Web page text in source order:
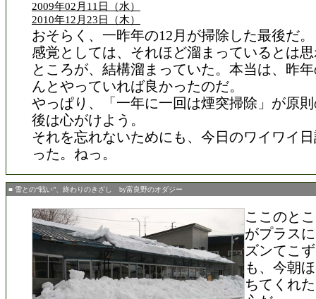
2009年02月11日（水）
2010年12月23日（木）
おそらく、一昨年の12月が掃除した最後だ。
感覚としては、それほど溜まっているとは
ところが、結構溜まっていた。本当は、昨
んとやっていれば良かったのだ。
やっぱり、「一年に一回は煙突掃除」が原
後は心がけよう。
それを忘れないためにも、今日のワイワイ
った。ねっ。
■ 雪との“戦い”、終わりのきざし by富良野のオダジー
ここのと
がプラス
ズンてこ
も、今朝
ちてくれ